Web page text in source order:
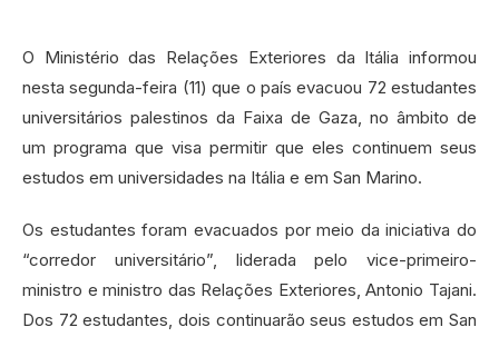
O Ministério das Relações Exteriores da Itália informou
nesta segunda-feira (11) que o país evacuou 72 estudantes
universitários palestinos da Faixa de Gaza, no âmbito de
um programa que visa permitir que eles continuem seus
estudos em universidades na Itália e em San Marino.
Os estudantes foram evacuados por meio da iniciativa do
“corredor universitário”, liderada pelo vice-primeiro-
ministro e ministro das Relações Exteriores, Antonio Tajani.
Dos 72 estudantes, dois continuarão seus estudos em San